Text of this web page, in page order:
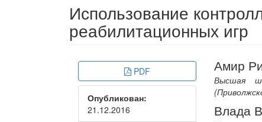
Использование
реабилитационных игр
Article
Sidebar
PDF
Опубликован:
21.12.2016
Main
Амир
Высшая
Влада